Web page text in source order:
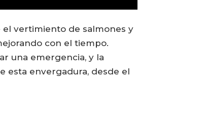
vertimiento de salmones y
con el tiempo.
una emergencia, y la
esta envergadura, desde el